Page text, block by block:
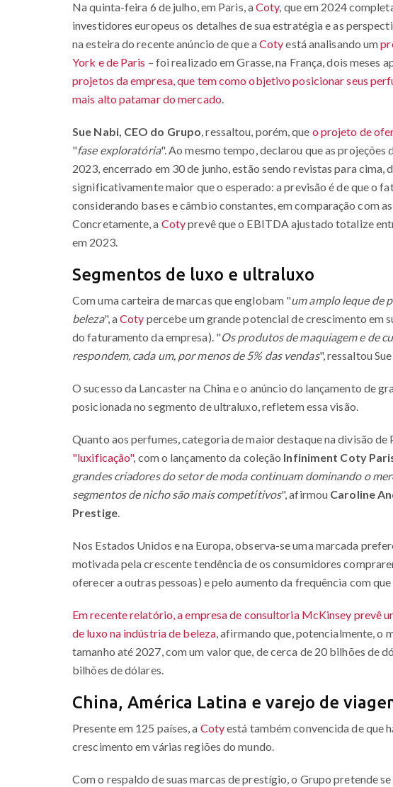
Na quinta-feira 6 de julho, em Paris, aCoty, que em 2024
investidores europeus os detalhes de sua estratégia e as
na esteira do recente anúncio de que aCotyestá analisando um
York e de Paris – foi realizado em Grasse, na França, dois meses
projetos da empresa, que tem como objetivo posicionar seus
mais alto patamar do mercado.
Sue Nabi, CEO do Grupo, ressaltou, porém, que o projeto de
"fase exploratória". Ao mesmo tempo, declarou que as
2023, encerrado em 30 de junho, estão sendo revistas para cima,
significativamente maior que o esperado: a previsão é de que o
considerando bases e câmbio constantes, em comparação com
Concretamente, a Cotyprevê que o EBITDA ajustado totalize
em 2023.
Segmentos de luxo e ultraluxo
Com uma carteira de marcas que englobam "um amplo leque de
beleza", aCoty percebe um grande potencial de crescimento em
do faturamento da empresa). "Os produtos de maquiagem e de
respondem, cada um, por menos de 5% das vendas", ressaltou
O sucesso da Lancaster na China e o anúncio do lançamento de
posicionada no segmento de ultraluxo, refletem essa visão.
Quanto aos perfumes, categoria de maior destaque na divisão
"luxificação", com o lançamento da coleção Infiniment Coty
grandes criadores do setor de moda continuam dominando o
segmentos de nicho são mais competitivos", afirmou Caroline
Prestige.
Nos Estados Unidos e na Europa, observa-se uma marcada
motivada pela crescente tendência de os consumidores
oferecer a outras pessoas) e pelo aumento da frequência com
Em recente relatório, a empresa de consultoria McKinsey prevê
de luxo na indústria de beleza, afirmando que, potencialmente, o
tamanho até 2027, com um valor que, de cerca de 20 bilhões de
bilhões de dólares.
China, América Latina e varejo de
Presente em 125 países, a Cotyestá também convencida de que
crescimento em várias regiões do mundo.
Com o respaldo de suas marcas de prestígio, o Grupo pretende